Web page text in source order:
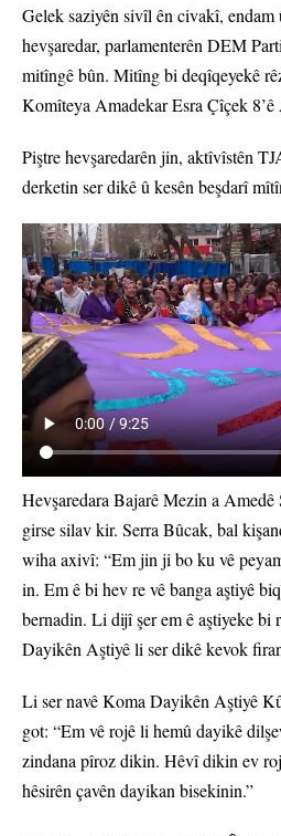
Gelek saziyên sivîl ên civakî, endam
hevşaredar, parlamenterên DEM
mitîngê bûn. Mitîng bi deqîqeyekê
Komîteya Amadekar Esra Çîçek
Piştre hevşaredarên jin, aktîvîstên
derketin ser dikê û kesên beşdarî
Hevşaredara Bajarê Mezin a
girse silav kir. Serra Bûcak, bal
wiha axivî: “Em jin ji bo ku vê
in. Em ê bi hev re vê banga aştiyê
bernadin. Li dijî şer em ê aştiyeke bi
Dayikên Aştiyê li ser dikê kevok
Li ser navê Koma Dayikên Aştiyê
got: “Em vê rojê li hemû dayikê
zindana pîroz dikin. Hêvî dikin ev
hêsirên çavên dayikan bisekinin.”